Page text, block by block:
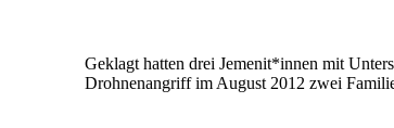
Geklagt hatten drei Jemenit*innen mit
Drohnenangriff im August 2012 zwei